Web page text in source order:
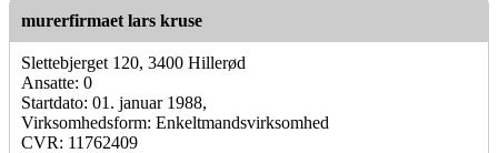
murerfirmaet lars kruse
Slettebjerget 120, 3400 Hillerød
Ansatte: 0
Startdato: 01. januar 1988,
Virksomhedsform: Enkeltmandsvirksomhed
CVR: 11762409